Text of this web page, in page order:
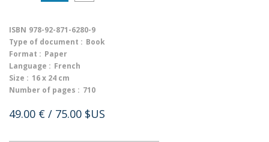
ISBN 978-92-871-6280-9
Type of document : Book
Format : Paper
Language : French
Size : 16 x 24 cm
Number of pages : 710
49.00 € / 75.00 $US